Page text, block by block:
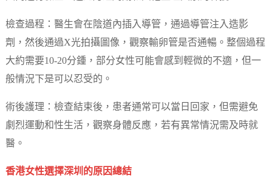
檢查過程：醫生會在陰道內插入導管，通過導管注入造影
劑，然後通過X光拍攝圖像，觀察輸卵管是否通暢。整個過程
大約需要10-20分鍾，部分女性可能會感到輕微的不適，但一
般情況下是可以忍受的。
術後護理：檢查結束後，患者通常可以當日回家，但需避免
劇烈運動和性生活，觀察身體反應，若有異常情況需及時就
醫。
香港女性選擇深圳的原因總結